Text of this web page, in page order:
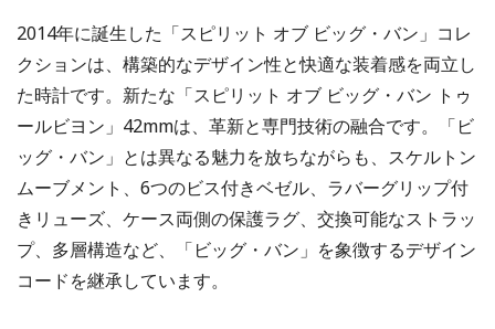
2014年に誕生した「スピリット オブ ビッグ・バン」コレ
クションは、構築的なデザイン性と快適な装着感を両立し
た時計です。新たな「スピリット オブ ビッグ・バン トゥ
ールビヨン」42mmは、革新と専門技術の融合です。「ビ
ッグ・バン」とは異なる魅力を放ちながらも、スケルトン
ムーブメント、6つのビス付きベゼル、ラバーグリップ付
きリューズ、ケース両側の保護ラグ、交換可能なストラッ
プ、多層構造など、「ビッグ・バン」を象徴するデザイン
コードを継承しています。